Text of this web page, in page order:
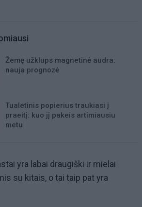
Žemę užklups magnetinė audra:
nauja prognozė
Tualetinis popierius traukiasi į
praeitį: kuo jį pakeis artimiausiu
metu
yra labai draugiški ir mielai
su kitais, o tai taip pat yra